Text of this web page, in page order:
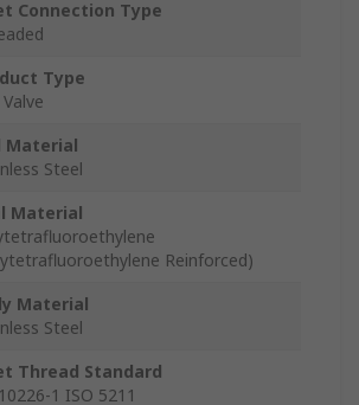
Connection Type
Type
Material
Steel
Material
Reinforced)
Material
Steel
Thread Standard
1 ISO 5211